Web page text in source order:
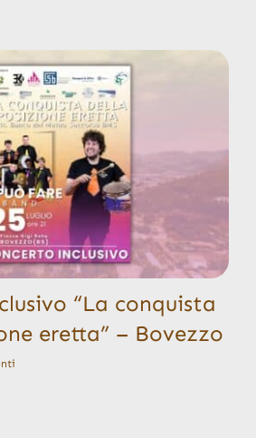
“La conquista
eretta” – Bovezzo